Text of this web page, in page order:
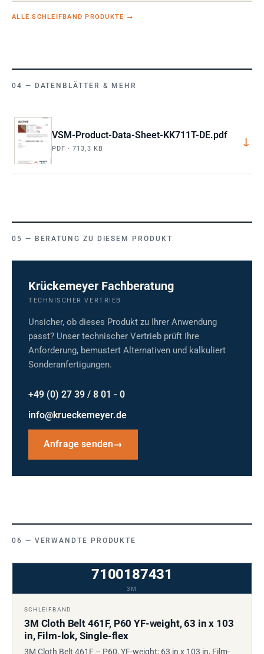
ALLE SCHLEIFBAND PRODUKTE →
DATENBLÄTTER & MEHR
VSM-Product-Data-Sheet-KK711T-DE.pdf
PDF · 713,3 KB
↓
BERATUNG ZU DIESEM PRODUKT
Krückemeyer Fachberatung
TECHNISCHER VERTRIEB
Unsicher, ob dieses Produkt zu Ihrer Anwendung
passt? Unser technischer Vertrieb prüft Ihre
Anforderung, bemustert Alternativen und kalkuliert
Sonderanfertigungen.
+49 (0) 27 39 / 8 01 - 0
info@krueckemeyer.de
Anfrage senden→
VERWANDTE PRODUKTE
7100187431
3M
SCHLEIFBAND
3M Cloth Belt 461F, P60 YF-weight, 63 in x 103
in, Film-lok, Single-flex
3M Cloth Belt 461F – P60, YF-weight; 63 in x 103 in, Film-